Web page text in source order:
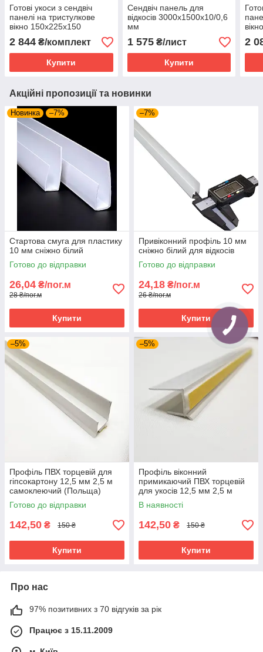
Готові укоси з сендвіч
панелі на тристулкове
вікно 150х225х150
Premium
2 844 ₴/комплект
Купити
Сендвіч панель для
відкосів 3000х1500х10/0,6
мм
1 575₴/лист
Купити
2
Акційні пропозиції та новинки
Новинка –7%
Стартова смуга для пластику
10 мм сніжно білий
Готово до відправки
26,04 ₴/пог.м
28 ₴/пог.м
Купити
–7%
Привіконний профіль 10 мм
сніжно білий для відкосів
Готово до відправки
24,18 ₴/пог.м
26 ₴/пог.м
Купити
–5%
Профіль ПВХ торцевій для
гіпсокартону 12,5 мм 2,5 м
самоклеючий (Польща)
Готово до відправки
142,50 ₴ 150 ₴
Купити
–5%
Профіль віконний
примикаючий ПВХ торцевій
для укосів 12,5 мм 2,5 м
самоклеючий (Польша)
В наявності
142,50 ₴ 150 ₴
Купити
Про нас
97% позитивних з 70 відгуків за рік
Працює з 15.11.2009